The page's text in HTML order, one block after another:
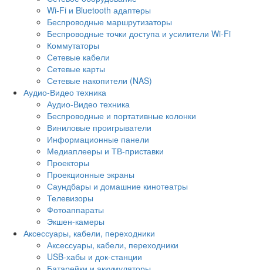
Wi-Fi и Bluetooth адаптеры
Беспроводные маршрутизаторы
Беспроводные точки доступа и усилители Wi-Fi
Коммутаторы
Сетевые кабели
Сетевые карты
Сетевые накопители (NAS)
Аудио-Видео техника
Аудио-Видео техника
Беспроводные и портативные колонки
Виниловые проигрыватели
Информационные панели
Медиаплееры и ТВ-приставки
Проекторы
Проекционные экраны
Саундбары и домашние кинотеатры
Телевизоры
Фотоаппараты
Экшен-камеры
Аксессуары, кабели, переходники
Аксессуары, кабели, переходники
USB-хабы и док-станции